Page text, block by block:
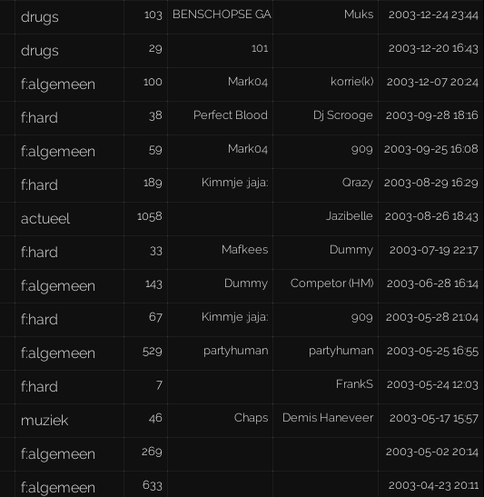
drugs 103 BENSCHOPSE GABBER Muks 2003-12-24 23:44
drugs 29 101 2003-12-20 16:43
f:algemeen 100 Mark04 korrie(k) 2003-12-07 20:24
f:hard 38 Perfect Blood Dj Scrooge 2003-09-28 18:16
f:algemeen 59 Mark04 909 2003-09-25 16:08
f:hard 189 Kimmje :jaja: Qrazy 2003-08-29 16:29
actueel 1058 Jazibelle 2003-08-26 18:43
f:hard 33 Mafkees Dummy 2003-07-19 22:17
f:algemeen 143 Dummy Competor (HM) 2003-06-28 16:14
f:hard 67 Kimmje :jaja: 909 2003-05-28 21:04
f:algemeen 529 partyhuman partyhuman 2003-05-25 16:55
f:hard 7 FrankS 2003-05-24 12:03
muziek 46 Chaps Demis Haneveer 2003-05-17 15:57
f:algemeen 269 2003-05-02 20:14
f:algemeen 633 2003-04-23 20:11